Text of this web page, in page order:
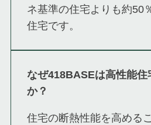
ネ基準の住宅よりも約50
住宅です。
なぜ418BASEは高性能住
か？
住宅の断熱性能を高める